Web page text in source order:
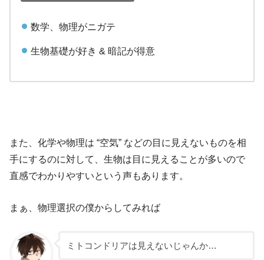
数学、物理がニガテ
生物基礎が好き & 暗記が得意
また、化学や物理は “空気” などの目に見えないものを相
手にするのに対して、生物は目に見えることが多いので
直感でわかりやすいという声もあります。
まぁ、物理選択の僕からしてみれば
ミトコンドリアは見えないじゃんか…